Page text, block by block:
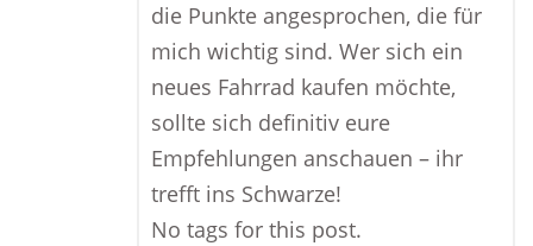
die Punkte angesprochen, die für
mich wichtig sind. Wer sich ein
neues Fahrrad kaufen möchte,
sollte sich definitiv eure
Empfehlungen anschauen – ihr
trefft ins Schwarze!
No tags for this post.